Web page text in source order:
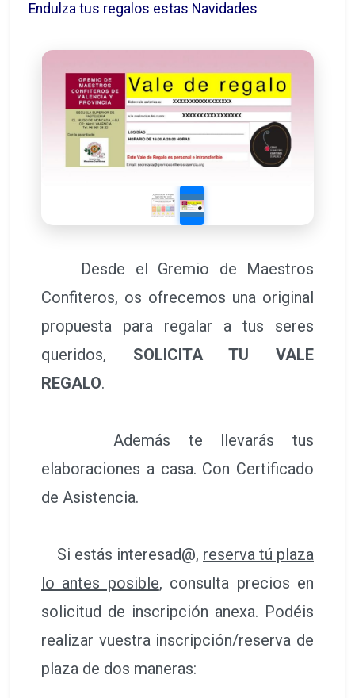
Endulza tus regalos estas Navidades
Desde el Gremio de Maestros
Confiteros, os ofrecemos una original
propuesta para regalar a tus seres
queridos, SOLICITA TU VALE
REGALO.
Además te llevarás tus
elaboraciones a casa. Con Certificado
de Asistencia.
Si estás interesad@, reserva tú plaza
lo antes posible, consulta precios en
solicitud de inscripción anexa. Podéis
realizar vuestra inscripción/reserva de
plaza de dos maneras: